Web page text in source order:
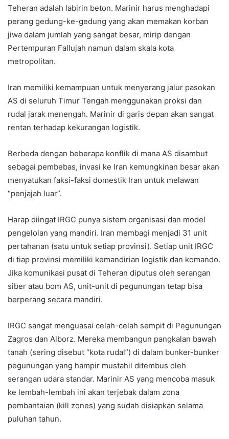
Teheran adalah labirin beton. Marinir harus menghadapi
perang gedung-ke-gedung yang akan memakan korban
jiwa dalam jumlah yang sangat besar, mirip dengan
Pertempuran Fallujah namun dalam skala kota
metropolitan.
Iran memiliki kemampuan untuk menyerang jalur pasokan
AS di seluruh Timur Tengah menggunakan proksi dan
rudal jarak menengah. Marinir di garis depan akan sangat
rentan terhadap kekurangan logistik.
Berbeda dengan beberapa konflik di mana AS disambut
sebagai pembebas, invasi ke Iran kemungkinan besar akan
menyatukan faksi-faksi domestik Iran untuk melawan
“penjajah luar”.
Harap diingat IRGC punya sistem organisasi dan model
pengelolan yang mandiri. Iran membagi menjadi 31 unit
pertahanan (satu untuk setiap provinsi). Setiap unit IRGC
di tiap provinsi memiliki kemandirian logistik dan komando.
Jika komunikasi pusat di Teheran diputus oleh serangan
siber atau bom AS, unit-unit di pegunungan tetap bisa
berperang secara mandiri.
IRGC sangat menguasai celah-celah sempit di Pegunungan
Zagros dan Alborz. Mereka membangun pangkalan bawah
tanah (sering disebut “kota rudal”) di dalam bunker-bunker
pegunungan yang hampir mustahil ditembus oleh
serangan udara standar. Marinir AS yang mencoba masuk
ke lembah-lembah ini akan terjebak dalam zona
pembantaian (kill zones) yang sudah disiapkan selama
puluhan tahun.